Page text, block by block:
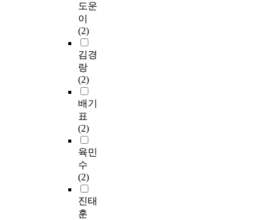
도운
이
(2)
김경
랑
(2)
배기
표
(2)
육민
수
(2)
진태
훈